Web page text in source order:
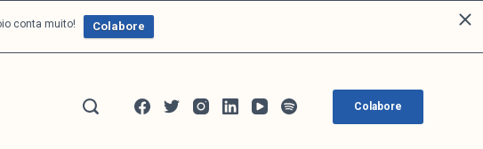
conta muito! Colabore
Colabore